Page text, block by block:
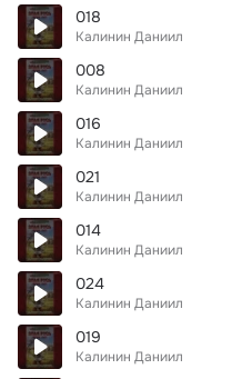
018
Калинин Даниил
008
Калинин Даниил
016
Калинин Даниил
021
Калинин Даниил
014
Калинин Даниил
024
Калинин Даниил
019
Калинин Даниил